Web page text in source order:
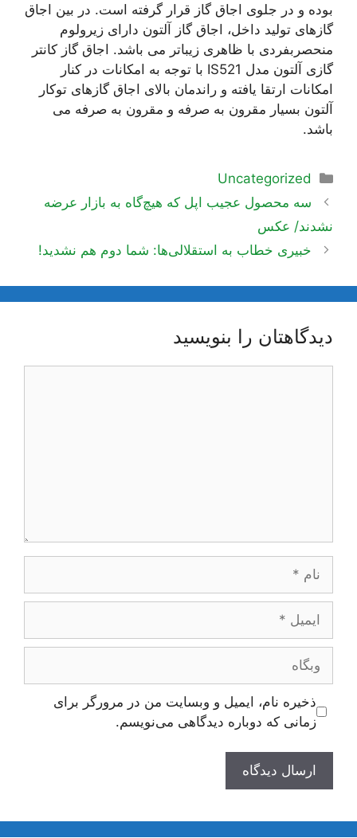
بوده و در جلوی اجاق گاز قرار گرفته است. در بین اجاق
گازهای تولید داخل، اجاق گاز آلتون دارای زیرولوم
منحصربفردی با ظاهری زیباتر می باشد. اجاق گاز کانتر
گازی آلتون مدل IS521 با توجه به امکانات در کنار
امکانات ارتقا یافته و راندمان بالای اجاق گازهای توکار
آلتون بسیار مقرون به صرفه و مقرون به صرفه می
باشد.
دسته‌ها
Uncategorized
ناوبری
نوشته‌ها
سه محصول عجیب اپل که هیچ‌گاه به بازار عرضه
نشدند/ عکس
خبیری خطاب به استقلالی‌ها: شما دوم هم نشدید!
دیدگاهتان را بنویسید
ذخیره نام، ایمیل و وبسایت من در مرورگر برای
زمانی که دوباره دیدگاهی می‌نویسم.